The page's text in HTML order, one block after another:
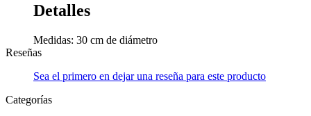
Detalles
Medidas: 30 cm de diámetro
Reseñas
Sea el primero en dejar una reseña para este producto
Categorías